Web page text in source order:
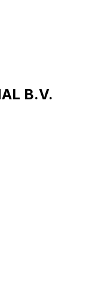
B.V.